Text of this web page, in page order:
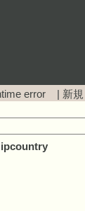
error | 新規